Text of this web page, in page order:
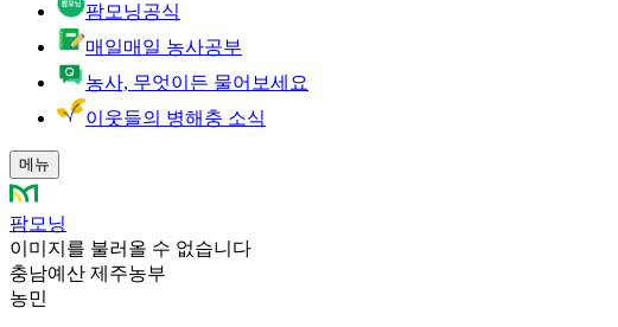
팜모닝공식
매일매일 농사공부
농사, 무엇이든 물어보세요
이웃들의 병해충 소식
메뉴
팜모닝
이미지를 불러올 수 없습니다
충남예산 제주농부
농민